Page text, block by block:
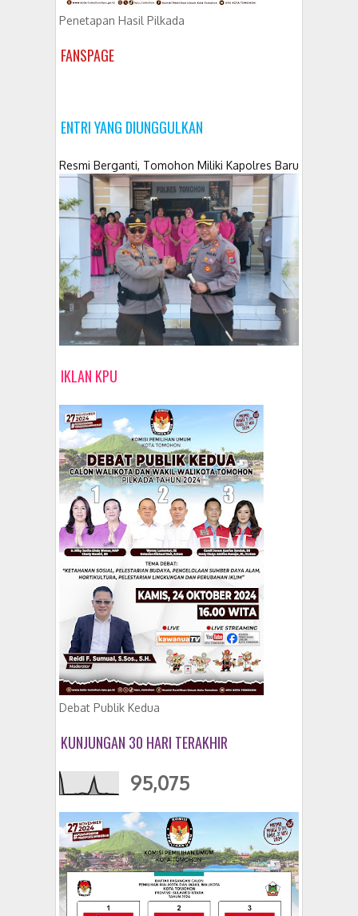
Penetapan Hasil Pilkada
FANSPAGE
ENTRI YANG DIUNGGULKAN
Resmi Berganti, Tomohon Miliki Kapolres Baru
IKLAN KPU
Debat Publik Kedua
KUNJUNGAN 30 HARI TERAKHIR
95,075